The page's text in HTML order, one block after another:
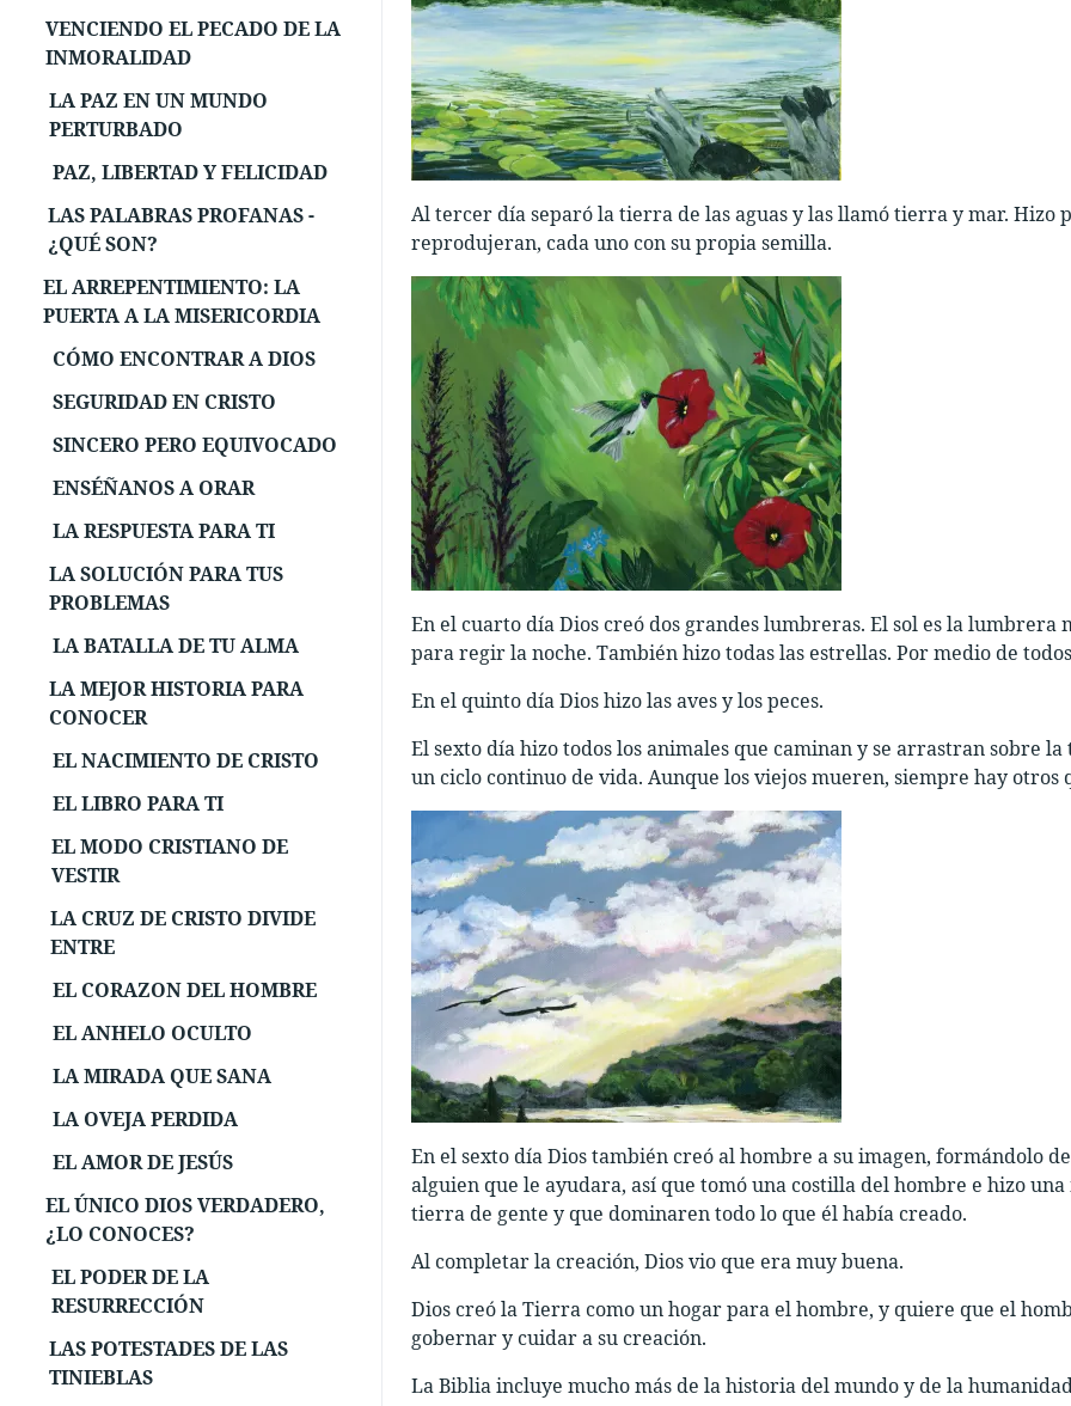
VENCIENDO EL PECADO DE LA
INMORALIDAD
LA PAZ EN UN MUNDO
PERTURBADO
PAZ, LIBERTAD Y FELICIDAD
LAS PALABRAS PROFANAS -
¿QUÉ SON?
EL ARREPENTIMIENTO: LA
PUERTA A LA MISERICORDIA
CÓMO ENCONTRAR A DIOS
SEGURIDAD EN CRISTO
SINCERO PERO EQUIVOCADO
ENSÉÑANOS A ORAR
LA RESPUESTA PARA TI
LA SOLUCIÓN PARA TUS
PROBLEMAS
LA BATALLA DE TU ALMA
LA MEJOR HISTORIA PARA
CONOCER
EL NACIMIENTO DE CRISTO
EL LIBRO PARA TI
EL MODO CRISTIANO DE
VESTIR
LA CRUZ DE CRISTO DIVIDE
ENTRE
EL CORAZON DEL HOMBRE
EL ANHELO OCULTO
LA MIRADA QUE SANA
LA OVEJA PERDIDA
EL AMOR DE JESÚS
EL ÚNICO DIOS VERDADERO,
¿LO CONOCES?
EL PODER DE LA
RESURRECCIÓN
LAS POTESTADES DE LAS
TINIEBLAS
Al tercer día separó la tierra de las aguas y las llamó tierra y mar. Hizo
reprodujeran, cada uno con su propia semilla.
En el cuarto día Dios creó dos grandes lumbreras. El sol es la
para regir la noche. También hizo todas las estrellas. Por medio de
En el quinto día Dios hizo las aves y los peces.
El sexto día hizo todos los animales que caminan y se arrastran sobre
un ciclo continuo de vida. Aunque los viejos mueren, siempre hay otros
En el sexto día Dios también creó al hombre a su imagen, formándolo
alguien que le ayudara, así que tomó una costilla del hombre e hizo
tierra de gente y que dominaren todo lo que él había creado.
Al completar la creación, Dios vio que era muy buena.
Dios creó la Tierra como un hogar para el hombre, y quiere que el
gobernar y cuidar a su creación.
La Biblia incluye mucho más de la historia del mundo y de la